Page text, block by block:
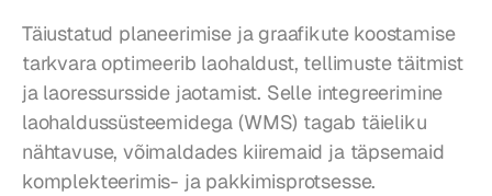
Täiustatud planeerimise ja graafikute koostamise
tarkvara optimeerib laohaldust, tellimuste täitmist
ja laoressursside jaotamist. Selle integreerimine
laohaldussüsteemidega (WMS) tagab täieliku
nähtavuse, võimaldades kiiremaid ja täpsemaid
komplekteerimis- ja pakkimisprotsesse.